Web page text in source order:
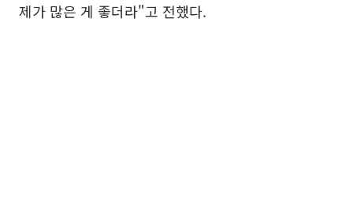
제가 많은 게 좋더라"고 전했다.